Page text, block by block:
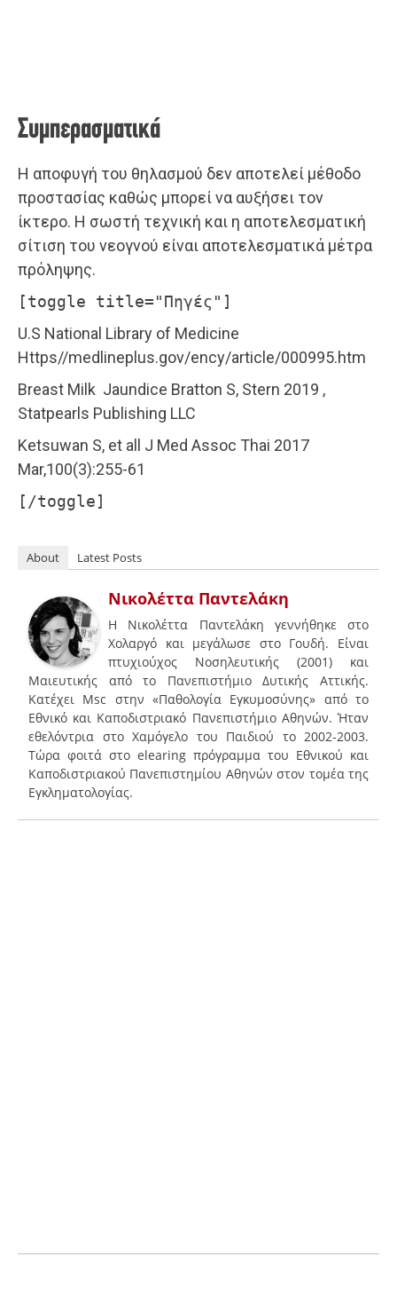
Συμπερασματικά
Η αποφυγή του θηλασμού δεν αποτελεί μέθοδο
προστασίας καθώς μπορεί να αυξήσει τον
ίκτερο. Η σωστή τεχνική και η αποτελεσματική
σίτιση του νεογνού είναι αποτελεσματικά μέτρα
πρόληψης.
[toggle title="Πηγές"]
U.S National Library of Medicine
Https//medlineplus.gov/ency/article/000995.htm
Breast Milk Jaundice Bratton S, Stern 2019 ,
Statpearls Publishing LLC
Ketsuwan S, et all J Med Assoc Thai 2017
Mar,100(3):255-61
[/toggle]
About Latest Posts
Νικολέττα Παντελάκη
Η Νικολέττα Παντελάκη γεννήθηκε στο
Χολαργό και μεγάλωσε στο Γουδή. Είναι
πτυχιούχος Νοσηλευτικής (2001) και
Μαιευτικής από το Πανεπιστήμιο Δυτικής Αττικής.
Κατέχει Msc στην «Παθολογία Εγκυμοσύνης» από το
Εθνικό και Καποδιστριακό Πανεπιστήμιο Αθηνών. Ήταν
εθελόντρια στο Χαμόγελο του Παιδιού το 2002-2003.
Τώρα φοιτά στο elearing πρόγραμμα του Εθνικού και
Καποδιστριακού Πανεπιστημίου Αθηνών στον τομέα της
Εγκληματολογίας.